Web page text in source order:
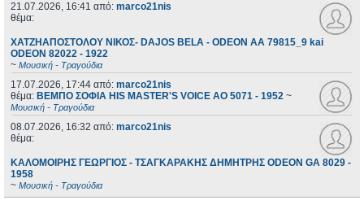
21.07.2026, 16:41 από: marco21nis
θέμα:
ΧΑΤΖΗΑΠΟΣΤΟΛΟΥ ΝΙΚΟΣ- DAJOS BELA - ODEON AA 79815_9 kai
ODEON 82022 - 1922
~ Μουσική - Τραγούδια
17.07.2026, 17:44 από: marco21nis
θέμα: ΒΕΜΠΟ ΣΟΦΙΑ HIS MASTER'S VOICE AO 5071 - 1952 ~
Μουσική - Τραγούδια
08.07.2026, 16:32 από: marco21nis
θέμα:
ΚΑΛΟΜΟΙΡΗΣ ΓΕΩΡΓΙΟΣ - ΤΣΑΓΚΑΡΑΚΗΣ ΔΗΜΗΤΡΗΣ ODEON GA 8029 -
1958
~ Μουσική - Τραγούδια